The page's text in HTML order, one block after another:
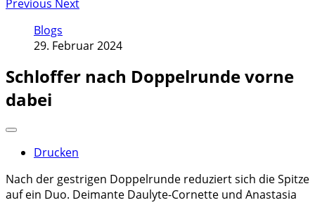
Previous Next
Blogs
29. Februar 2024
Schloffer nach Doppelrunde vorne
dabei
Drucken
Nach der gestrigen Doppelrunde reduziert sich die Spitze
auf ein Duo. Deimante Daulyte-Cornette und Anastasia